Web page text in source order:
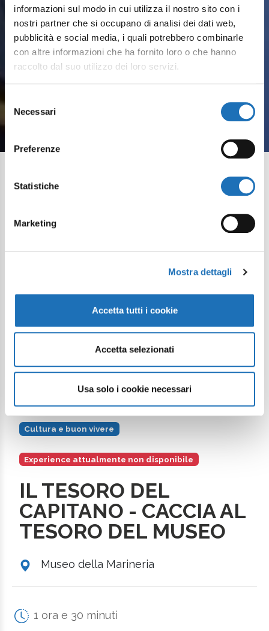
informazioni sul modo in cui utilizza il nostro sito con i
nostri partner che si occupano di analisi dei dati web,
pubblicità e social media, i quali potrebbero combinarle
con altre informazioni che ha fornito loro o che hanno
raccolto dal suo utilizzo dei loro servizi.
del
consenso
Necessari
Preferenze
Statistiche
Marketing
Mostra dettagli
Accetta tutti i cookie
Accetta selezionati
Usa solo i cookie necessari
IL TESORO DEL
CAPITANO - CACCIA
MUSEO
Cultura e buon vivere
Experience attualmente non disponibile
IL TESORO DEL
CAPITANO - CACCIA AL
TESORO DEL MUSEO
Museo della Marineria
1 ora e 30 minuti
7 €
Prenotazione obbligatoria:no
Experience accessibilie:si
Contattaci